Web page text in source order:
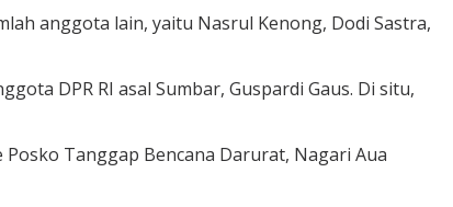
anggota lain, yaitu Nasrul Kenong, Dodi Sastra,
DPR RI asal Sumbar, Guspardi Gaus. Di situ,
Tanggap Bencana Darurat, Nagari Aua